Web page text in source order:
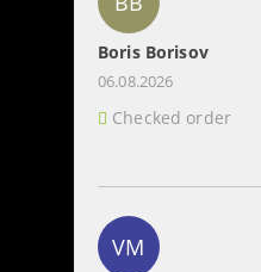
Boris Borisov
06.08.2026
Checked order
VM